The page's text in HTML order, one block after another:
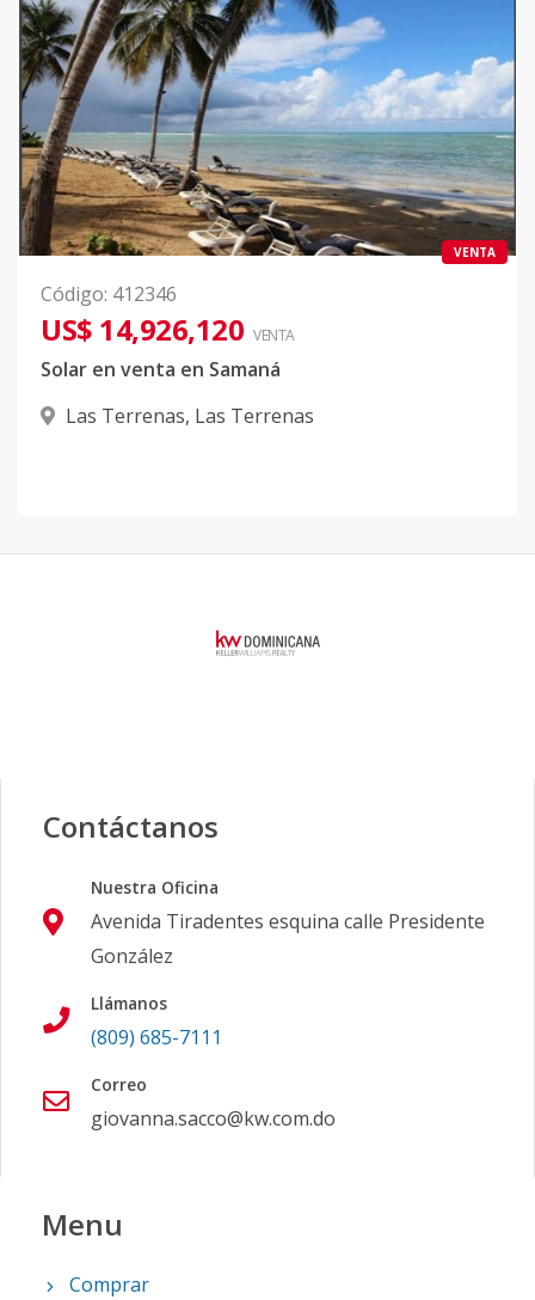
VENTA
Código: 412346
US$ 14,926,120 VENTA
Solar en venta en Samaná
Las Terrenas, Las Terrenas
Contáctanos
Nuestra Oficina
Avenida Tiradentes esquina calle Presidente
González
Llámanos
(809) 685-7111
Correo
giovanna.sacco@kw.com.do
Menu
Comprar